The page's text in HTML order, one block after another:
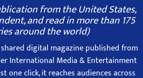
from the United States,
and read in more than 175
around the world)
digital magazine published from
International Media & Entertainment
one click, it reaches audiences across